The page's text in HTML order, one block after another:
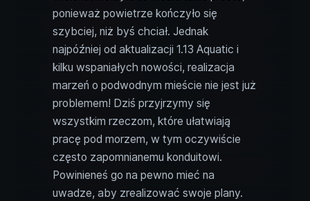
ponieważ powietrze kończyło się
szybciej, niż byś chciał. Jednak
najpóźniej od aktualizacji 1.13 Aquatic i
kilku wspaniałych nowości, realizacja
marzeń o podwodnym mieście nie jest już
problemem! Dziś przyjrzymy się
wszystkim rzeczom, które ułatwiają
pracę pod morzem, w tym oczywiście
często zapomnianemu konduitowi.
Powinieneś go na pewno mieć na
uwadze, aby zrealizować swoje plany.